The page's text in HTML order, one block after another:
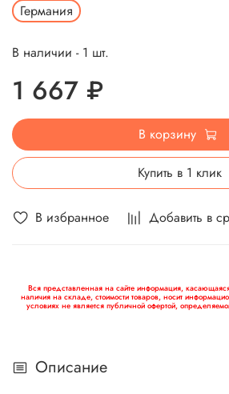
В избранное Добавить в
Германия
В наличии - 1 шт.
1 667 ₽
В корзину
Купить в 1 клик
Вся представленная на сайте информация, касающаяся
наличия на складе, стоимости товаров, носит
условиях не является публичной офертой,
Описание